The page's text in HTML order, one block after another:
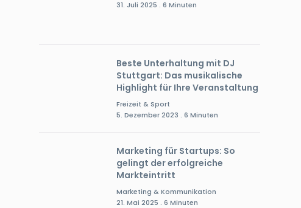
31. Juli 2025 . 6 Minuten
Beste Unterhaltung mit DJ
Stuttgart: Das musikalische
Highlight für Ihre Veranstaltung
Freizeit & Sport
5. Dezember 2023 . 6 Minuten
Marketing für Startups: So
gelingt der erfolgreiche
Markteintritt
Marketing & Kommunikation
21. Mai 2025 . 6 Minuten